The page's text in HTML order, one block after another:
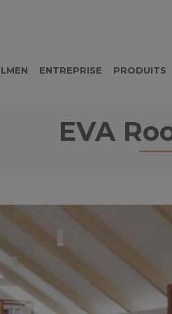
ENTREPRISE PRODUITS
EVA